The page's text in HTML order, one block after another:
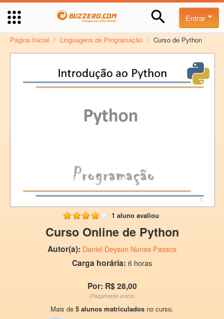
Entrar
Página Inicial / Linguagens de Programação / Curso de Python
1 aluno avaliou
Curso Online de Python
Autor(a): Daniel Deyson Nunes Passos
Carga horária: 6 horas
Por: R$ 28,00
(Pagamento único)
Mais de 5 alunos matriculados no curso.